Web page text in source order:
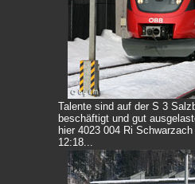
Talente sind auf der S 3
beschäftigt und gut
hier 4023 004 Ri
12:18...